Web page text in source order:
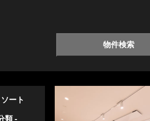
物件検索
ート
類 -